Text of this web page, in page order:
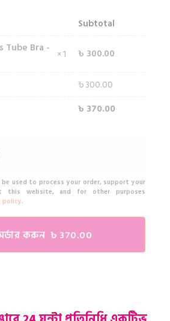
Subtotal
Tube Bra - × 1 ৳ 300.00
৳300.00
৳ 370.00
used to process your order, support your
this website, and for other purposes
policy.
করুন ৳ 370.00